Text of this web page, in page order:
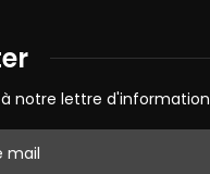
notre lettre d'information